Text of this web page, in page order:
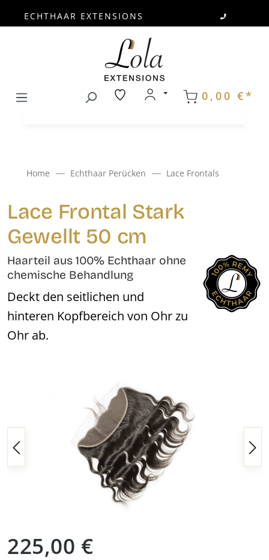
ECHTHAAR EXTENSIONS
0,00 €*
Home Echthaar Perücken Lace Frontals
Lace Frontal Stark
Gewellt 50 cm
Haarteil aus 100% Echthaar ohne
chemische Behandlung
Deckt den seitlichen und
hinteren Kopfbereich von Ohr zu
Ohr ab.
Bildergalerie überspringen
225,00 €